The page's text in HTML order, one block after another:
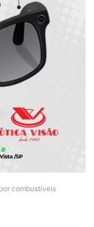
combustíveis